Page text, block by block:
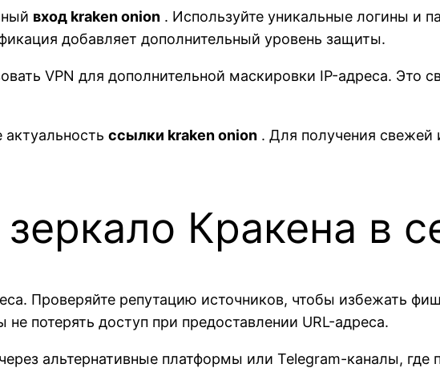
вход kraken onion . Используйте уникальные логины и
добавляет дополнительный уровень защиты.
VPN для дополнительной маскировки IP-адреса. Это
ссылки kraken onion . Для получения свежей
Кракена в
Проверяйте репутацию источников, чтобы избежать
потерять доступ при предоставлении URL-адреса.
альтернативные платформы или Telegram-каналы,